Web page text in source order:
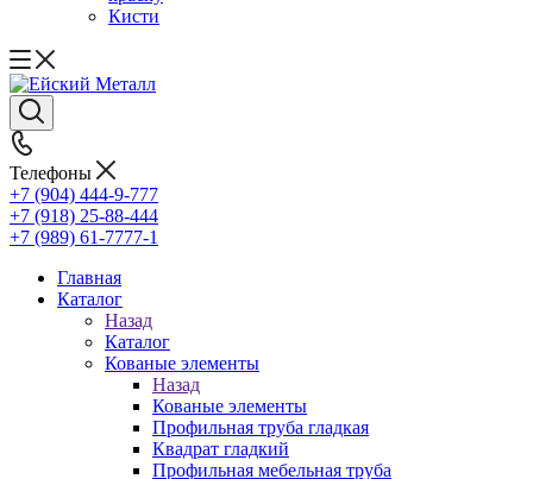
Кисти
Телефоны
+7 (904) 444-9-777
+7 (918) 25-88-444
+7 (989) 61-7777-1
Главная
Каталог
Назад
Каталог
Кованые элементы
Назад
Кованые элементы
Профильная труба гладкая
Квадрат гладкий
Профильная мебельная труба